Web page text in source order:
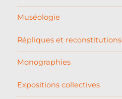
Muséologie
Répliques et reconstitutions
Monographies
Expositions collectives